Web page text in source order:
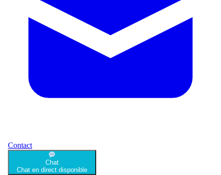
Contact
Chat
Chat en direct disponible